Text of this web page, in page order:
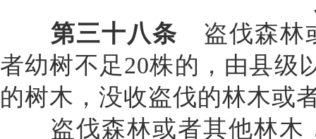
第三十八条 盗伐森林
者幼树不足20株的，由县级
的树木，没收盗伐的林木或
盗伐森林或者其他林木